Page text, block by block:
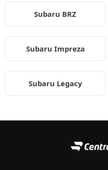
Subaru BRZ
Subaru Impreza
Subaru Legacy